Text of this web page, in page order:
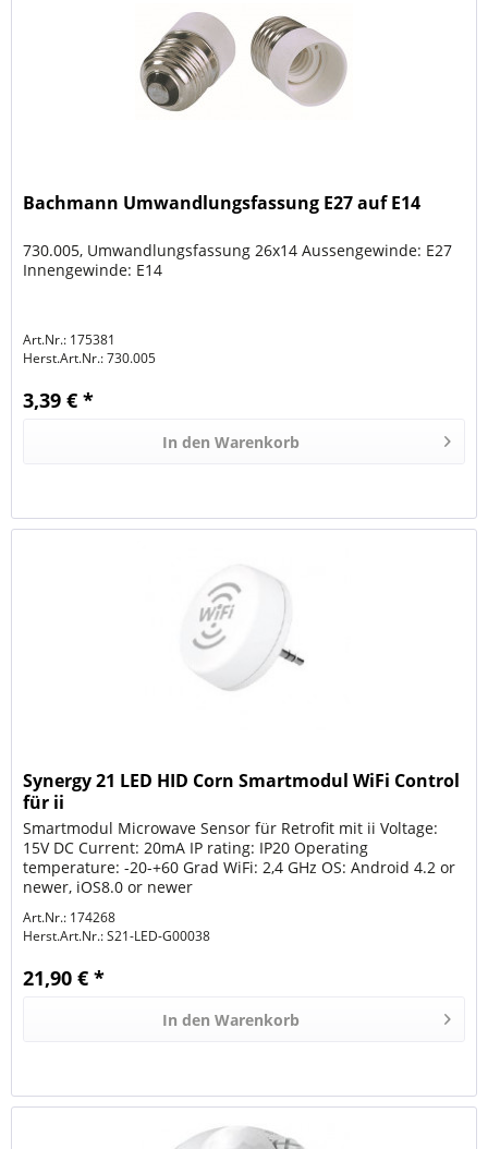
Bachmann Umwandlungsfassung E27 auf E14
730.005, Umwandlungsfassung 26x14 Aussengewinde: E27
Innengewinde: E14
Art.Nr.: 175381
Herst.Art.Nr.:730.005
3,39 € *
In den Warenkorb
Synergy 21 LED HID Corn Smartmodul WiFi Control
für ii
Smartmodul Microwave Sensor für Retrofit mit ii Voltage:
15V DC Current: 20mA IP rating: IP20 Operating
temperature: -20-+60 Grad WiFi: 2,4 GHz OS: Android 4.2 or
newer, iOS8.0 or newer
Art.Nr.: 174268
Herst.Art.Nr.:S21-LED-G00038
21,90 € *
In den Warenkorb